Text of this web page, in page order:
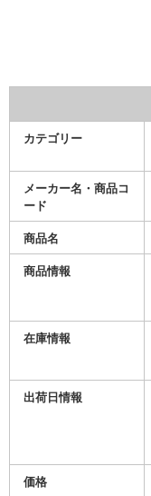
カテゴリー
メーカー名・商品コ
ード
商品名
商品情報
在庫情報
出荷日情報
価格